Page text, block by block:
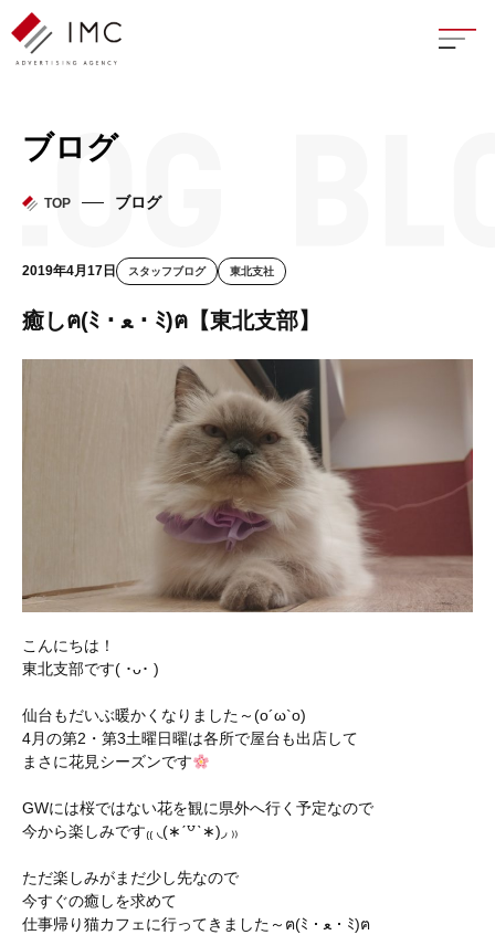
座談
フェ
ブログ
TOP ブログ
2019年4月17日 スタッフブログ 東北支社
癒しฅ(ﾐ・ﻌ・ﾐ)ฅ【東北支部】
こんにちは！
東北支部です( ･ᴗ･ )
仙台もだいぶ暖かくなりました～(o´ω`o)
4月の第2・第3土曜日曜は各所で屋台も出店して
まさに花見シーズンです
GWには桜ではない花を観に県外へ行く予定なので
今から楽しみです₍₍ ◟(∗ˊ꒵ˋ∗)◞ ₎₎
ただ楽しみがまだ少し先なので
今すぐの癒しを求めて
仕事帰り猫カフェに行ってきました～ฅ(ﾐ・ﻌ・ﾐ)ฅ